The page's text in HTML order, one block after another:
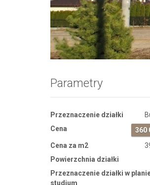
Zdjęcie 1
Parametry
Przeznaczenie działki
Cena
360
Cena za m2
Powierzchnia działki
Przeznaczenie działki w
studium